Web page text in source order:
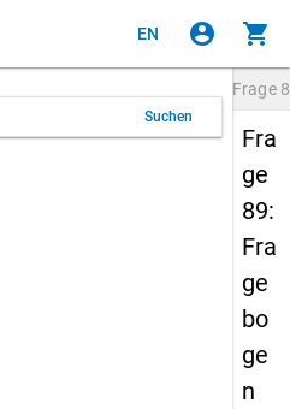
EN account_circle shopping_cart
Suchen
Frage
Fra
ge
89:
Fra
ge
bo
ge
n